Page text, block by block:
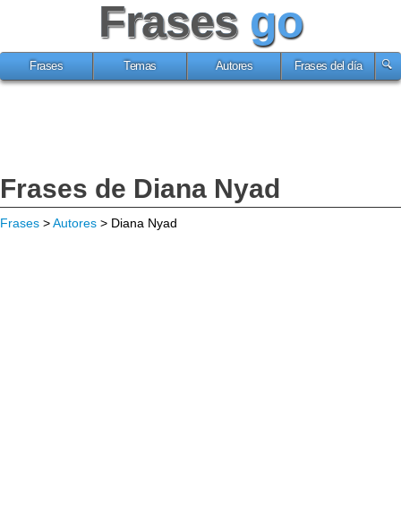
Frases go
Frases Temas Autores Frases del día
Frases de Diana Nyad
Frases >Autores > Diana Nyad